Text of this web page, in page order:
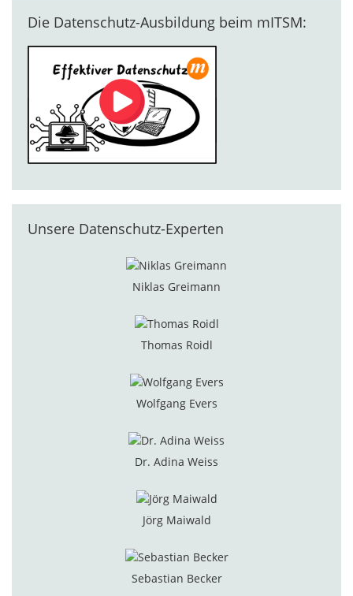
Die Datenschutz-Ausbildung beim mITSM:
Unsere Datenschutz-Experten
Niklas Greimann
Thomas Roidl
Wolfgang Evers
Dr. Adina Weiss
Jörg Maiwald
Sebastian Becker